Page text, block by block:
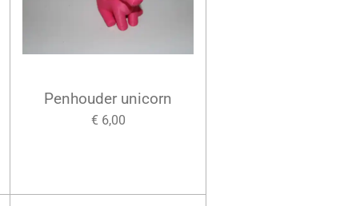
Penhouder unicorn
€ 6,00